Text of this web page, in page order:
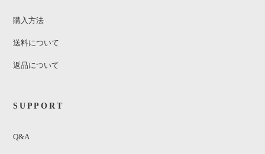
購入方法
送料について
返品について
SUPPORT
Q&A